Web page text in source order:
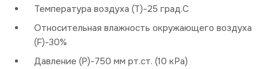
Температура воздуха (Т)-25 град.С
Относительная влажность окружающего воздуха
(F)-30%
Давление (P)-750 мм рт.ст. (10 кРа)